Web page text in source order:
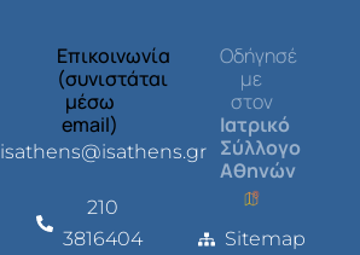
Επικοινωνία
(συνιστάται
μέσω
email)
isathens@isathens.gr
210
3816404
Οδήγησέ
με
στον
Ιατρικό
Σύλλογο
Αθηνών
Sitemap